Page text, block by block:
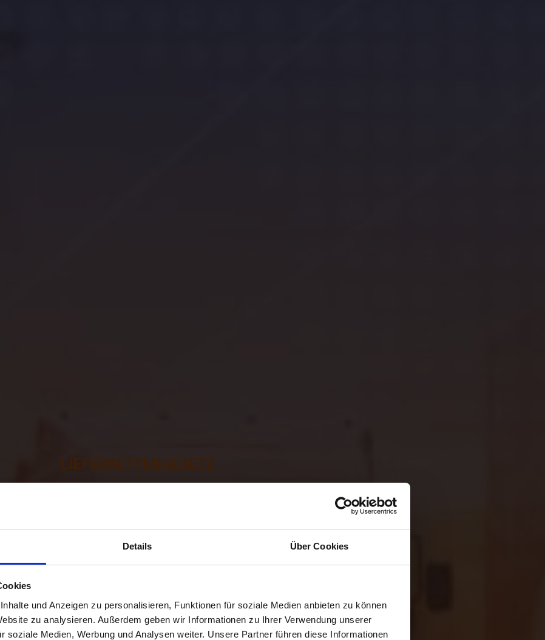
Details Über Cookies
und Anzeigen zu personalisieren, Funktionen für soziale Medien anbieten zu können
zu analysieren. Außerdem geben wir Informationen zu Ihrer Verwendung unserer
soziale Medien, Werbung und Analysen weiter. Unsere Partner führen diese Informationen
LIEFERKETTENGESETZ
Lösungen für das
(LkSG)
Tool-Demo anfordern